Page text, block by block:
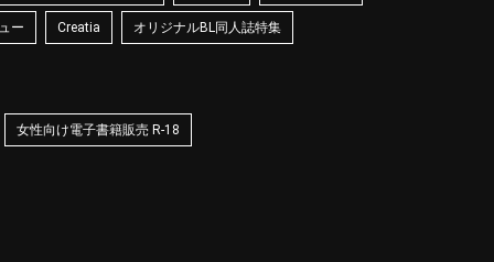
ー Creatia オリジナルBL同人誌特集
女性向け電子書籍販売 R-18